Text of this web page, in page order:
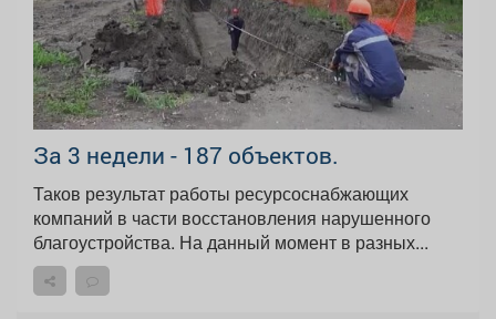
За 3 недели - 187 объектов.
Таков результат работы ресурсоснабжающих
компаний в части восстановления нарушенного
благоустройства. На данный момент в разных...